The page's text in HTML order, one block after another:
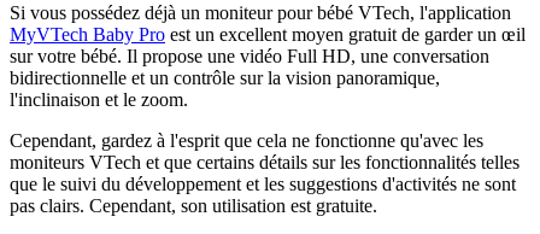
Si vous possédez déjà un moniteur pour bébé VTech, l'application
MyVTech Baby Pro est un excellent moyen gratuit de garder un œil
sur votre bébé. Il propose une vidéo Full HD, une conversation
bidirectionnelle et un contrôle sur la vision panoramique,
l'inclinaison et le zoom.
Cependant, gardez à l'esprit que cela ne fonctionne qu'avec les
moniteurs VTech et que certains détails sur les fonctionnalités telles
que le suivi du développement et les suggestions d'activités ne sont
pas clairs. Cependant, son utilisation est gratuite.